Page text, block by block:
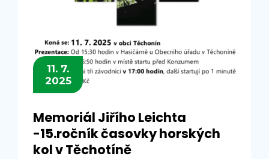
11. 7.
2025
Memoriál Jiřího Leichta
-15.ročník časovky horských
kol v Těchotíně